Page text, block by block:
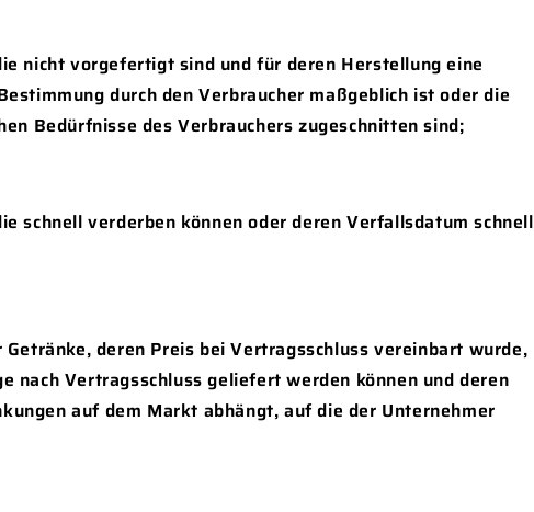
nicht vorgefertigt sind und für deren Herstellung eine
durch den Verbraucher maßgeblich ist oder die
Bedürfnisse des Verbrauchers zugeschnitten sind;
schnell verderben können oder deren Verfallsdatum schnell
deren Preis bei Vertragsschluss vereinbart wurde,
nach Vertragsschluss geliefert werden können und deren
auf dem Markt abhängt, auf die der Unternehmer